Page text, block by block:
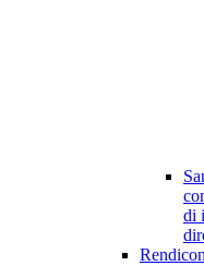
di